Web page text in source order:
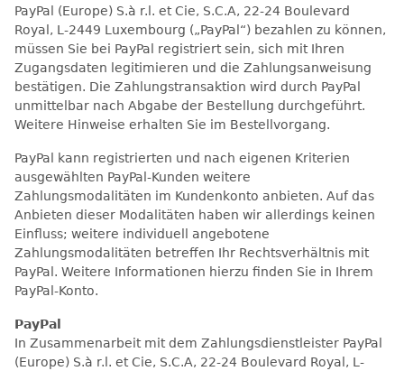
PayPal (Europe) S.à r.l. et Cie, S.C.A, 22-24 Boulevard
Royal, L-2449 Luxembourg („PayPal“) bezahlen zu können,
müssen Sie bei PayPal registriert sein, sich mit Ihren
Zugangsdaten legitimieren und die Zahlungsanweisung
bestätigen. Die Zahlungstransaktion wird durch PayPal
unmittelbar nach Abgabe der Bestellung durchgeführt.
Weitere Hinweise erhalten Sie im Bestellvorgang.
PayPal kann registrierten und nach eigenen Kriterien
ausgewählten PayPal-Kunden weitere
Zahlungsmodalitäten im Kundenkonto anbieten. Auf das
Anbieten dieser Modalitäten haben wir allerdings keinen
Einfluss; weitere individuell angebotene
Zahlungsmodalitäten betreffen Ihr Rechtsverhältnis mit
PayPal. Weitere Informationen hierzu finden Sie in Ihrem
PayPal-Konto.
PayPal
In Zusammenarbeit mit dem Zahlungsdienstleister PayPal
(Europe) S.à r.l. et Cie, S.C.A, 22-24 Boulevard Royal, L-